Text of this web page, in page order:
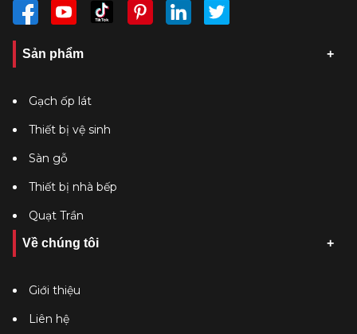
Sản phẩm
Gạch ốp lát
Thiết bị vệ sinh
Sàn gỗ
Thiết bị nhà bếp
Quạt Trần
Về chúng tôi
Giới thiệu
Liên hệ